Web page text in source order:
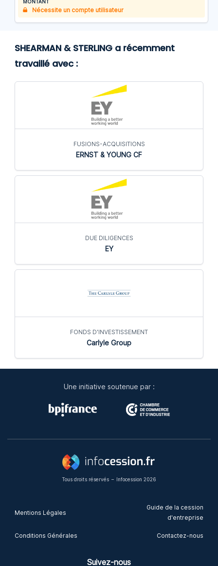
MONTANT
Nécessite un compte utilisateur
SHEARMAN & STERLING a récemment
travaillé avec :
FUSIONS-ACQUISITIONS
ERNST & YOUNG CF
DUE DILIGENCES
EY
FONDS D'INVESTISSEMENT
Carlyle Group
Une initiative soutenue par :
Mentions Légales
Conditions Générales
Guide de la cession
d'entreprise
Contactez-nous
Tous droits réservés – Infocession 2026
Suivez-nous